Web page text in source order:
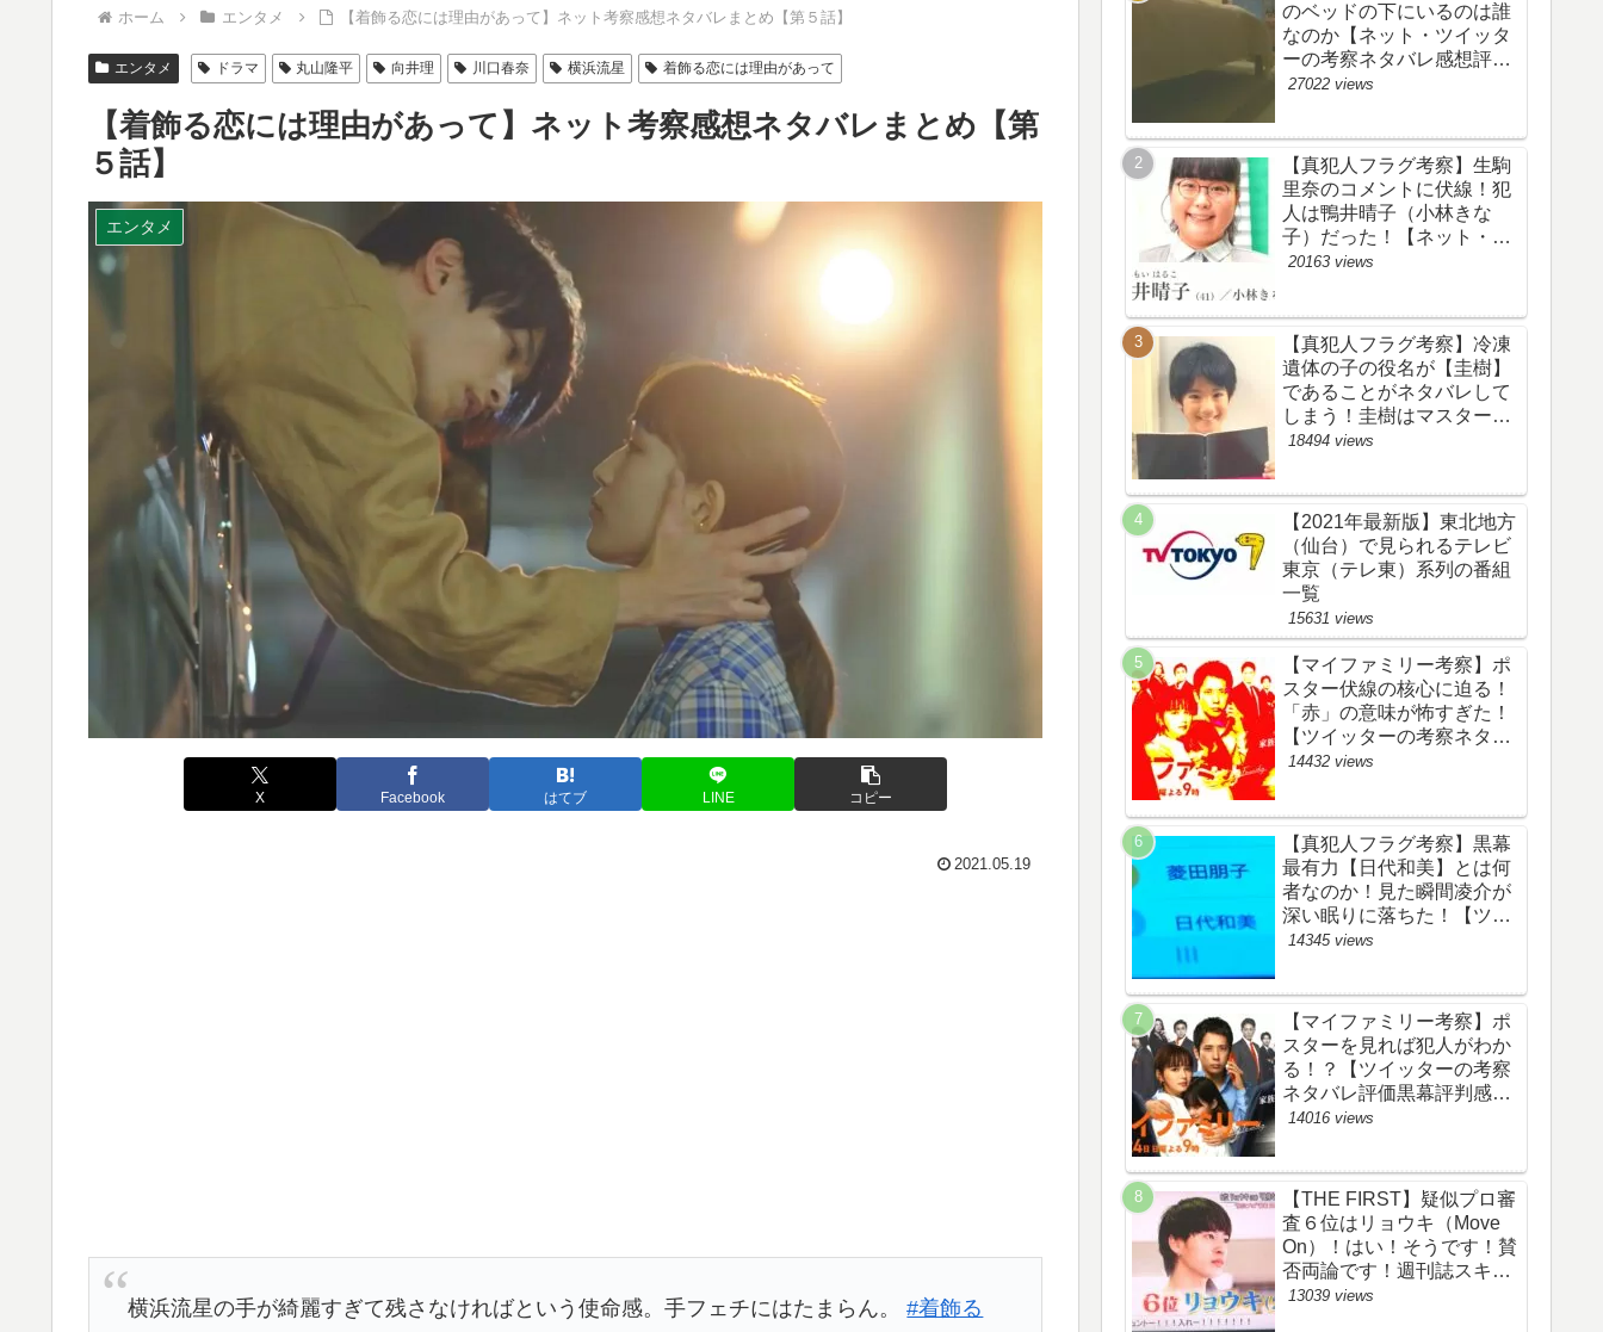
ホーム エンタメ 【着飾る恋には理由があって】ネット考察感想ネタバレまとめ【第５話】
エンタメ ドラマ 丸山隆平 向井理 川口春奈 横浜流星 着飾る恋には理由があって
【着飾る恋には理由があって】ネット考察感想ネタバレまとめ【第
５話】
エンタメ
X Facebook はてブ LINE コピー
2021.05.19
横浜流星の手が綺麗すぎて残さなければという使命感。手フェチにはたまらん。#着飾る
のベッドの下にいるのは誰
なのか【ネット・ツイッタ
ーの考察ネタバレ感想評価
評判あらすじ原作犯人キャ
27022 views
【真犯人フラグ考察】生駒
里奈のコメントに伏線！犯
人は鴨井晴子（小林きな
子）だった！【ネット・ツ
イッターの考察ネタバレ感
め・鴨居晴子】
20163 views
【真犯人フラグ考察】冷凍
遺体の子の役名が【圭樹】
であることがネタバレして
しまう！圭樹はマスター日
野渉とバタコの子供か！
作犯人キャスト黒幕伏線ま
とめ】
18494 views
【2021年最新版】東北地方
（仙台）で見られるテレビ
東京（テレ東）系列の番組
一覧
15631 views
【マイファミリー考察】ポ
スター伏線の核心に迫る！
「赤」の意味が怖すぎた！
【ツイッターの考察ネタバ
レ評価黒幕評判感想批判原
14432 views
【真犯人フラグ考察】黒幕
最有力【日代和美】とは何
者なのか！見た瞬間凌介が
深い眠りに落ちた！【ツイ
ッターの考察ネタバレ感想
14345 views
【マイファミリー考察】ポ
スターを見れば犯人がわか
る！？【ツイッターの考察
ネタバレ評価黒幕評判感想
批判原作犯人キャスト脚本
14016 views
【THE FIRST】疑似プロ審
査６位はリョウキ（Move
On）！はい！そうです！賛
否両論です！週刊誌スキャ
ンダルの件も尾を引いてま
13039 views